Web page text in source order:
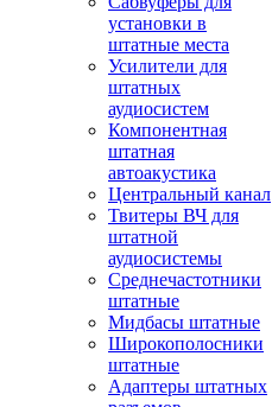
установки в
штатные места
Усилители для
штатных
аудиосистем
Компонентная
штатная
автоакустика
Центральный канал
Твитеры ВЧ для
штатной
аудиосистемы
Среднечастотники
штатные
Мидбасы штатные
Широкополосники
штатные
Адаптеры штатных